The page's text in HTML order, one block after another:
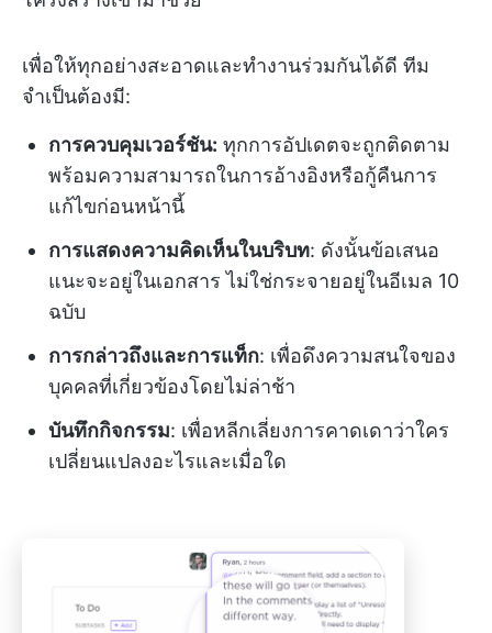
เพื่อให้ทุกอย่างสะอาดและทำงานร่วมกันได้ดี ทีม
จำเป็นต้องมี:
การควบคุมเวอร์ชัน: ทุกการอัปเดตจะถูกติดตาม
พร้อมความสามารถในการอ้างอิงหรือกู้คืนการ
แก้ไขก่อนหน้านี้
การแสดงความคิดเห็นในบริบท: ดังนั้นข้อเสนอ
แนะจะอยู่ในเอกสาร ไม่ใช่กระจายอยู่ในอีเมล 10
ฉบับ
การกล่าวถึงและการแท็ก: เพื่อดึงความสนใจของ
บุคคลที่เกี่ยวข้องโดยไม่ล่าช้า
บันทึกกิจกรรม: เพื่อหลีกเลี่ยงการคาดเดาว่าใคร
เปลี่ยนแปลงอะไรและเมื่อใด